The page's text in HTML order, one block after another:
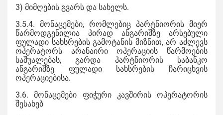
3) მიმღების გვარს და სახელს.
3.5.4. მონაცემები, რომლებიც პარტნიორის მიერ
წარმოდგენილია პირად ანგარიშზე არსებული
ფულადი სახსრების გამოტანის მიზნით, არ აძლევს
ოპერატორს არანაირი ოპერაციის წარმოების
საშუალებას, გარდა პარტნიორის საბანკო
ანგარიშზე ფულადი სახსრების ჩარიცხვის
ოპერაციებისა.
3.6. მონაცემები ფიჭური კავშირის ოპერატორის
შესახებ